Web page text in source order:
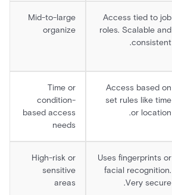
Access tied to job
roles. Scalable and
consistent.
Mid-to-large
organize
Access based on
set rules like time
or location.
Time or
condition-
based access
needs
Uses fingerprints or
facial recognition.
Very secure.
High-risk or
sensitive
areas